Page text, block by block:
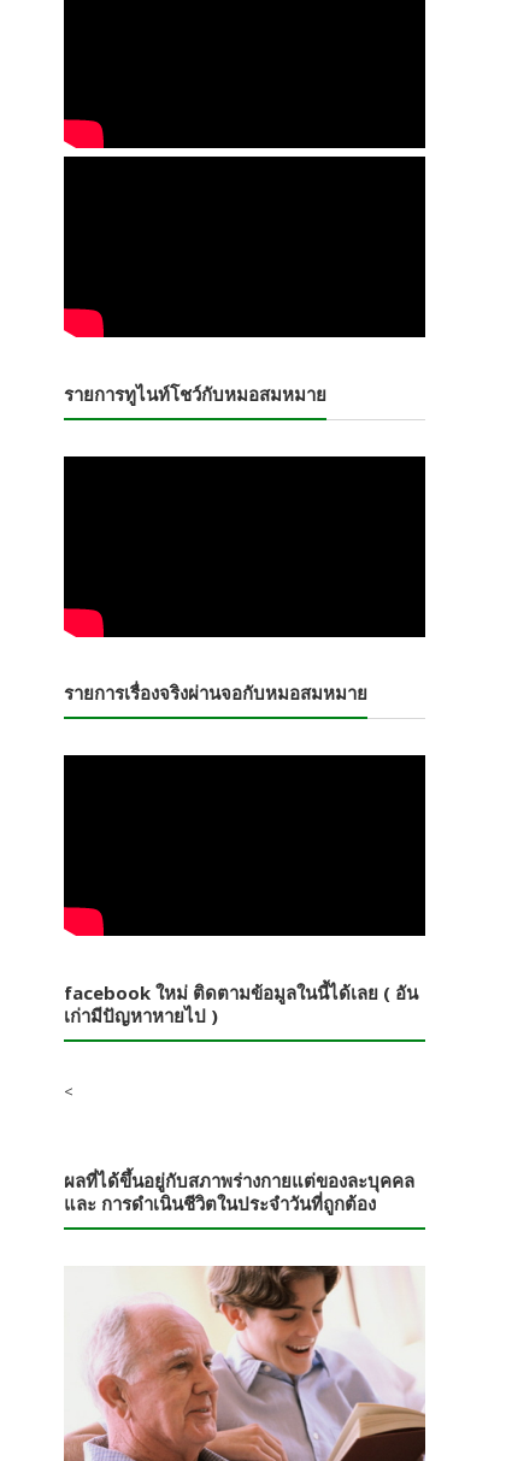
รายการทูไนท์โชว์กับหมอสมหมาย
รายการเรื่องจริงผ่านจอกับหมอสมหมาย
facebook ใหม่ ติดตามข้อมูลในนี้ได้เลย ( อัน
เก่ามีปัญหาหายไป )
<
ผลที่ได้ขึ้นอยู่กับสภาพร่างกายแต่ของละบุคคล
และ การดำเนินชีวิตในประจำวันที่ถูกต้อง